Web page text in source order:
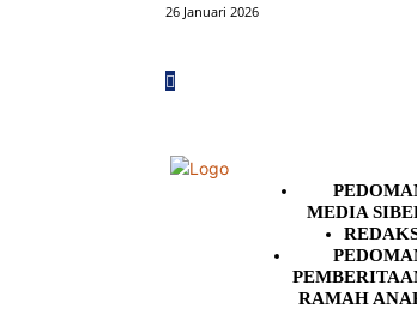
26 Januari 2026
MEDIA
RAMAH